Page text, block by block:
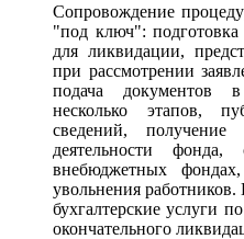
Сопровождение
"под ключ":
для ликвидации,
при рассмотрении
подача документов
несколько этапов,
сведений,
деятельности
внебюджетных
увольнения
бухгалтерские услуги
окончательного